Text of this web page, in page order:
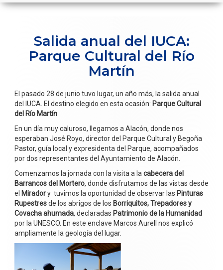
Salida anual del IUCA:
Parque Cultural del Río
Martín
El pasado 28 de junio tuvo lugar, un año más, la salida anual
del IUCA. El destino elegido en esta ocasión: Parque Cultural
del Río Martín
En un día muy caluroso, llegamos a Alacón, donde nos
esperaban José Royo, director del Parque Cultural y Begoña
Pastor, guía local y expresidenta del Parque, acompañados
por dos representantes del Ayuntamiento de Alacón.
Comenzamos la jornada con la visita a la cabecera del
Barrancos del Mortero, donde disfrutamos de las vistas desde
el Miradory tuvimos la oportunidad de observar las Pinturas
Rupestresde los abrigos de los Borriquitos, Trepadores y
Covacha ahumada, declaradas Patrimonio de la Humanidad
por la UNESCO. En este enclave Marcos Aurell nos explicó
ampliamente la geología del lugar.